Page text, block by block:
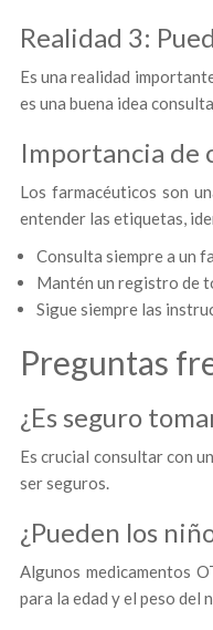
Realidad 3:
Es una realidad
es una buena idea
Importancia de
Los farmacéuticos son
entender las etiquetas,
Consulta siempre a un
Mantén un registro de
Sigue siempre las
Preguntas
¿Es seguro
Es crucial consultar con
ser seguros.
¿Pueden los
Algunos medicamentos
para la edad y el peso del